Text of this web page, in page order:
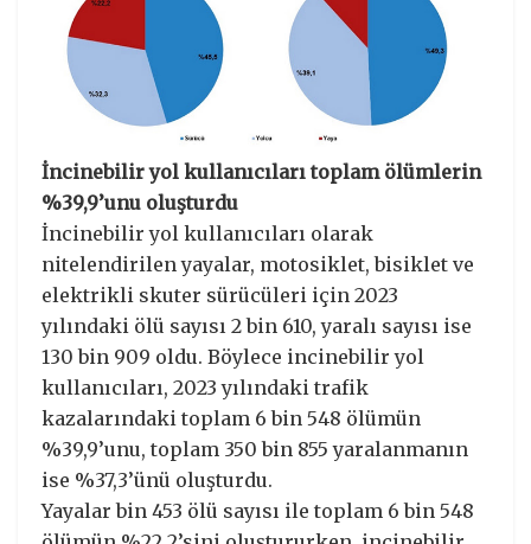
İncinebilir yol kullanıcıları toplam ölümlerin
%39,9’unu oluşturdu
İncinebilir yol kullanıcıları olarak
nitelendirilen yayalar, motosiklet, bisiklet ve
elektrikli skuter sürücüleri için 2023
yılındaki ölü sayısı 2 bin 610, yaralı sayısı ise
130 bin 909 oldu. Böylece incinebilir yol
kullanıcıları, 2023 yılındaki trafik
kazalarındaki toplam 6 bin 548 ölümün
%39,9’unu, toplam 350 bin 855 yaralanmanın
ise %37,3’ünü oluşturdu.
Yayalar bin 453 ölü sayısı ile toplam 6 bin 548